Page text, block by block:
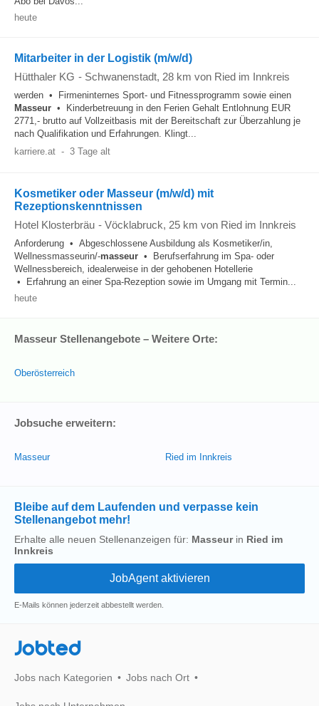
heute
Mitarbeiter in der Logistik (m/w/d)
Hütthaler KG - Schwanenstadt, 28 km von Ried im Innkreis
werden • Firmeninternes Sport- und Fitnessprogramm sowie einen
Masseur • Kinderbetreuung in den Ferien Gehalt Entlohnung EUR
2771,- brutto auf Vollzeitbasis mit der Bereitschaft zur Überzahlung je
nach Qualifikation und Erfahrungen. Klingt...
karriere.at - 3 Tage alt
Kosmetiker oder Masseur (m/w/d) mit
Rezeptionskenntnissen
Hotel Klosterbräu - Vöcklabruck, 25 km von Ried im Innkreis
Anforderung • Abgeschlossene Ausbildung als Kosmetiker/in,
Wellnessmasseurin/-masseur • Berufserfahrung im Spa- oder
Wellnessbereich, idealerweise in der gehobenen Hotellerie
• Erfahrung an einer Spa-Rezeption sowie im Umgang mit Termin...
heute
Masseur Stellenangebote – Weitere Orte:
Oberösterreich
Jobsuche erweitern:
Masseur Ried im Innkreis
Bleibe auf dem Laufenden und verpasse kein
Stellenangebot mehr!
Erhalte alle neuen Stellenanzeigen für: Masseurin Ried im
Innkreis
E-Mails können jederzeit abbestellt werden.
Jobted
Jobs nach Kategorien Jobs nach Ort